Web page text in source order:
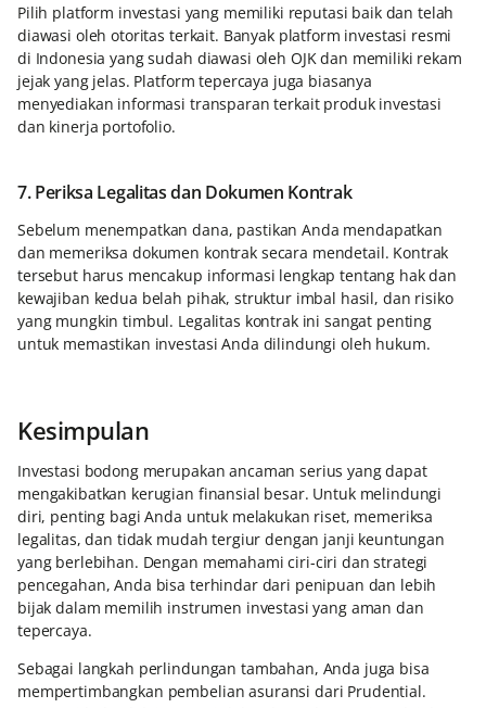
Pilih platform investasi yang memiliki reputasi baik dan telah
diawasi oleh otoritas terkait. Banyak platform investasi resmi
di Indonesia yang sudah diawasi oleh OJK dan memiliki rekam
jejak yang jelas. Platform tepercaya juga biasanya
menyediakan informasi transparan terkait produk investasi
dan kinerja portofolio.
7. Periksa Legalitas dan Dokumen Kontrak
Sebelum menempatkan dana, pastikan Anda mendapatkan
dan memeriksa dokumen kontrak secara mendetail. Kontrak
tersebut harus mencakup informasi lengkap tentang hak dan
kewajiban kedua belah pihak, struktur imbal hasil, dan risiko
yang mungkin timbul. Legalitas kontrak ini sangat penting
untuk memastikan investasi Anda dilindungi oleh hukum.
Kesimpulan
Investasi bodong merupakan ancaman serius yang dapat
mengakibatkan kerugian finansial besar. Untuk melindungi
diri, penting bagi Anda untuk melakukan riset, memeriksa
legalitas, dan tidak mudah tergiur dengan janji keuntungan
yang berlebihan. Dengan memahami ciri-ciri dan strategi
pencegahan, Anda bisa terhindar dari penipuan dan lebih
bijak dalam memilih instrumen investasi yang aman dan
tepercaya.
Sebagai langkah perlindungan tambahan, Anda juga bisa
mempertimbangkan pembelian asuransi dari Prudential.